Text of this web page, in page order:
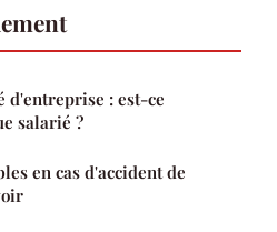
d'entreprise : est-ce
salarié ?
en cas d'accident de